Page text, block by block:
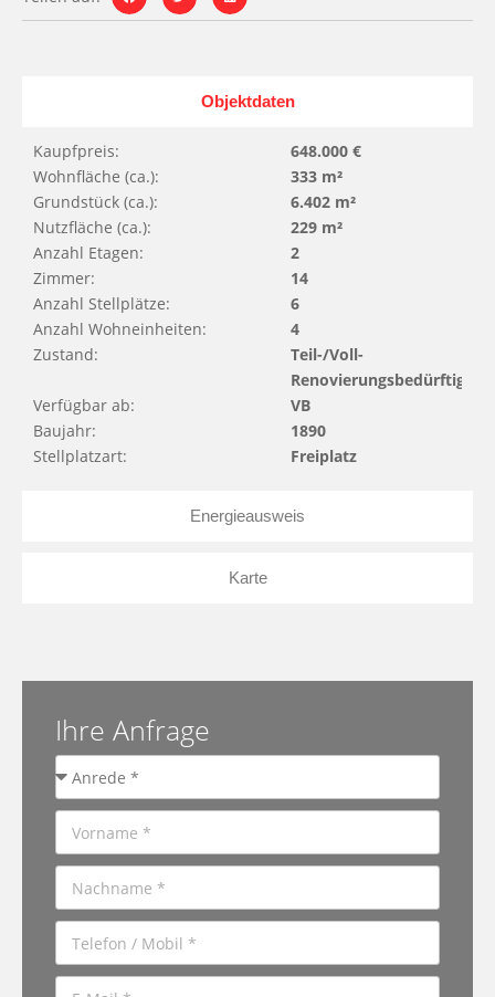
Objektdaten
Energieausweis
Karte
Kaupfpreis:
648.000 €
Wohnfläche (ca.):
333 m²
Grundstück (ca.):
6.402 m²
Nutzfläche (ca.):
229 m²
Anzahl Etagen:
2
Zimmer:
14
Anzahl Stellplätze:
6
Anzahl Wohneinheiten:
4
Zustand:
Teil-/Voll-
Renovierungsbedürftig
Verfügbar ab:
VB
Baujahr:
1890
Stellplatzart:
Freiplatz
Ihre Anfrage